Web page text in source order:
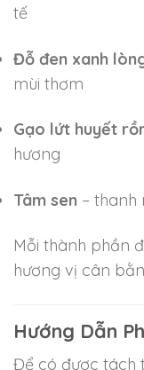
tế
Đỗ đen xanh
mùi thơm
Gạo lứt huyết
hương
Tâm sen – thanh
Mỗi thành phần
hương vị cân
Hướng Dẫn
Để có được tách